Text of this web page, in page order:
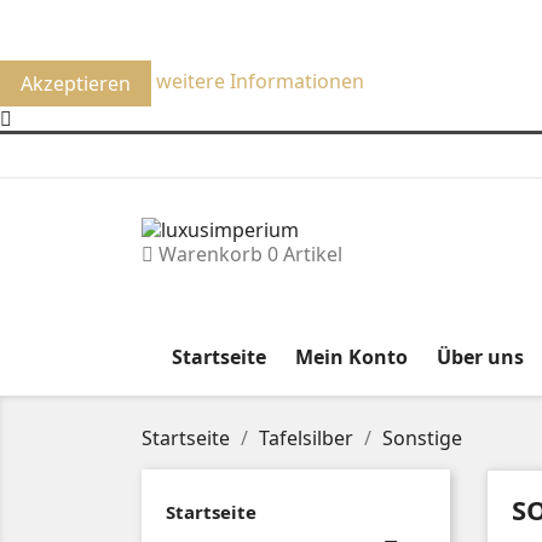
Akzeptieren
weitere Informationen
Warenkorb 0Artikel
Startseite Mein Konto Über uns
Startseite Tafelsilber Sonstige
Startseite